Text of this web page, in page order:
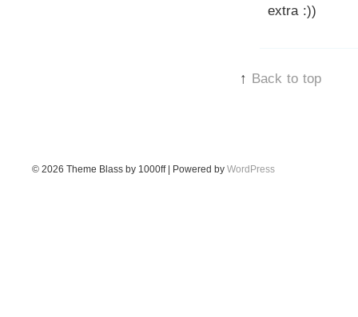
extra :))
↑ Back to top
© 2026 Theme Blass by 1000ff | Powered by WordPress